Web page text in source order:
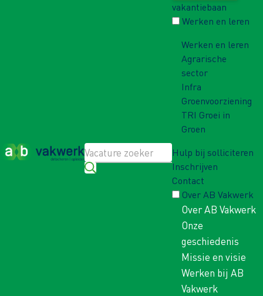
vakantiebaan
Werken en leren
Werken en leren
Agrarische
sector
Infra
Groenvoorziening
TRI Groei in
Groen
Hulp bij solliciteren
Inschrijven
Contact
Over AB Vakwerk
Over AB Vakwerk
Onze
geschiedenis
Missie en visie
Werken bij AB
Vakwerk